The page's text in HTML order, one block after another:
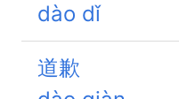
dào dǐ
道歉